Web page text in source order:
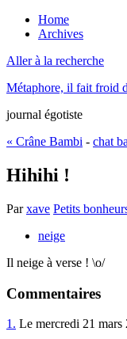
Home
Archives
Aller à la recherche
Métaphore, il fait froid
journal égotiste
« Crâne Bambi - chat
Hihihi !
Parxave Petits
neige
Il neige à verse ! \o/
Commentaires
1. Le mercredi 21 mars